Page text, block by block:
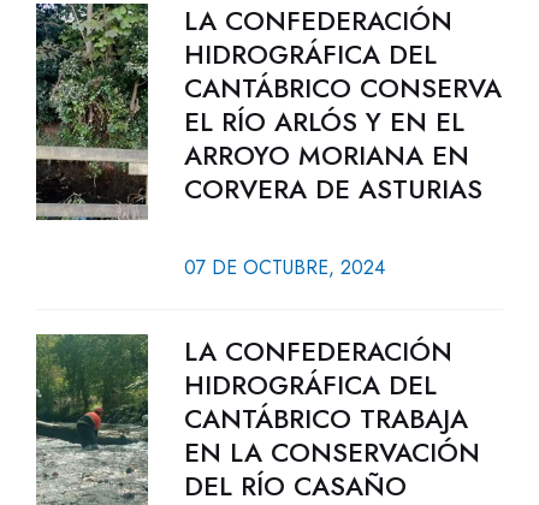
LA CONFEDERACIÓN
HIDROGRÁFICA DEL
CANTÁBRICO CONSERVA
EL RÍO ARLÓS Y EN EL
ARROYO MORIANA EN
CORVERA DE ASTURIAS
07 DE OCTUBRE, 2024
LA CONFEDERACIÓN
HIDROGRÁFICA DEL
CANTÁBRICO TRABAJA
EN LA CONSERVACIÓN
DEL RÍO CASAÑO